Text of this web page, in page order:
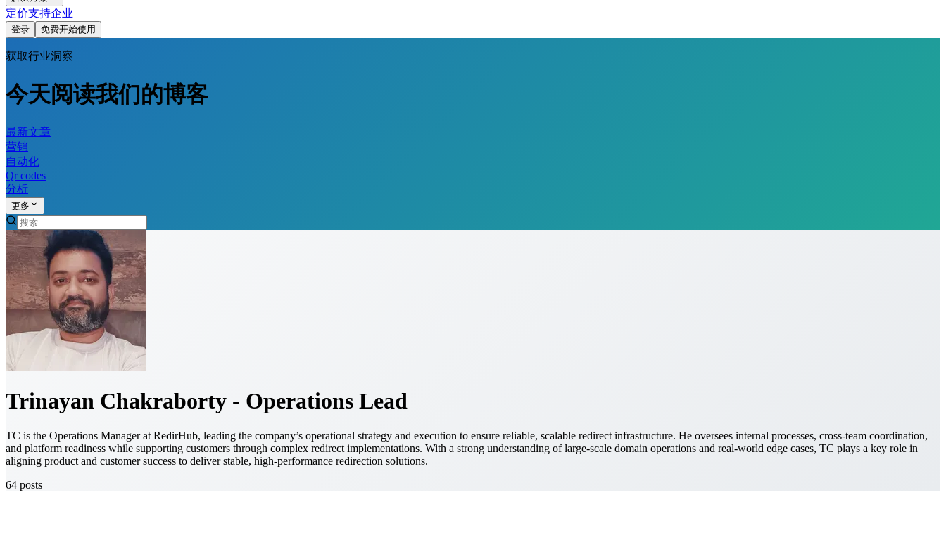
定价支持企业
登录 免费开始使用
获取行业洞察
今天阅读我们的博客
最新文章
营销
自动化
Qr codes
分析
更多
Trinayan Chakraborty - Operations Lead
TC is the Operations Manager at RedirHub, leading the company’s operational strategy and execution to ensure reliable, scalable redirect infrastructure. He oversees internal processes, cross-team coordination,
and platform readiness while supporting customers through complex redirect implementations. With a strong understanding of large-scale domain operations and real-world edge cases, TC plays a key role in
aligning product and customer success to deliver stable, high-performance redirection solutions.
64 posts